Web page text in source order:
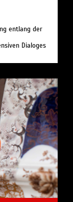
entlang der
Dialoges